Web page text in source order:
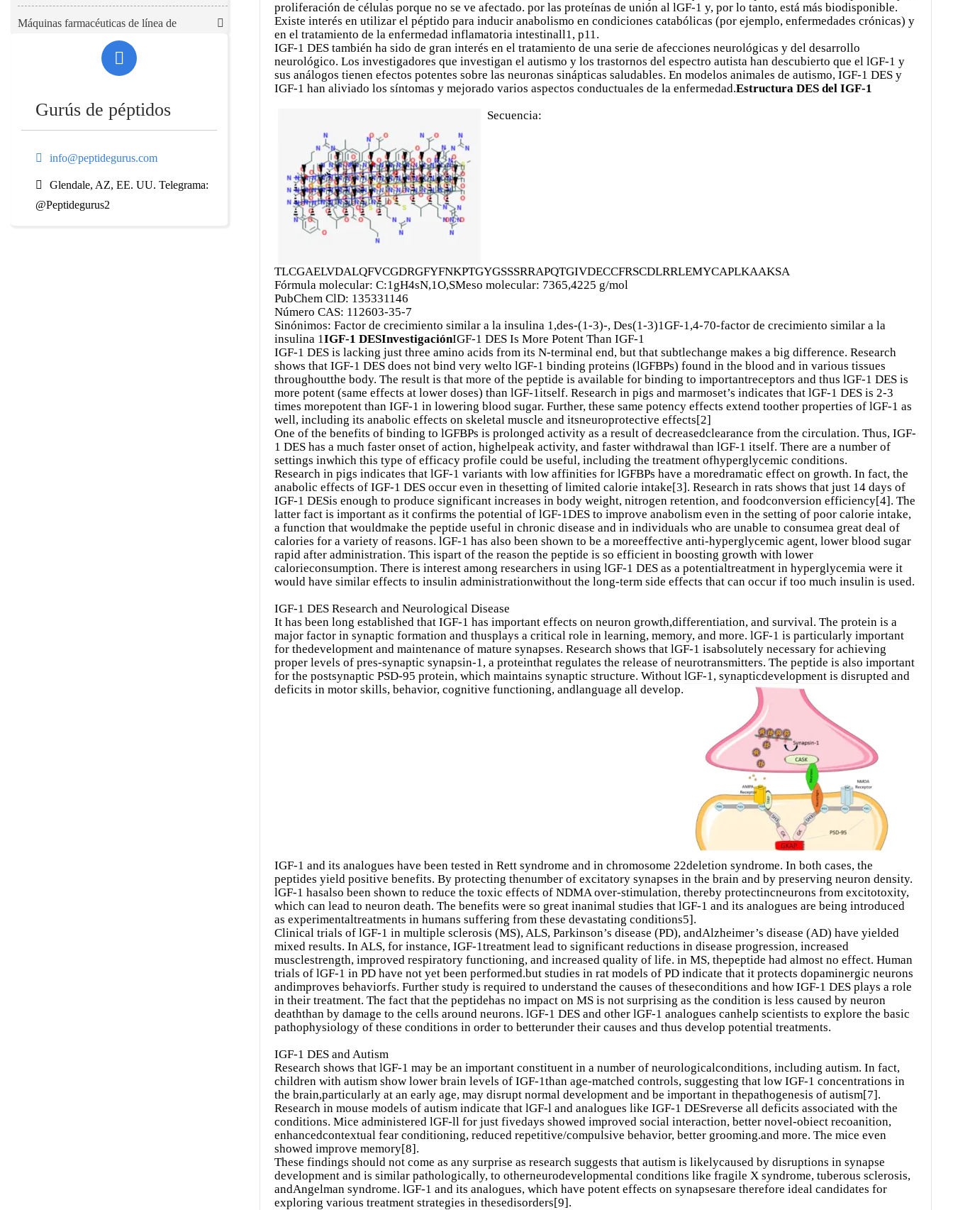
Máquinas farmacéuticas de línea de
Gurús de péptidos
info@peptidegurus.com
Glendale, AZ, EE. UU. Telegrama:
@Peptidegurus2
proliferación de células porque no se ve afectado. por las proteínas de unión al lGF-1 y, por lo tanto, está más biodisponible.
Existe interés en utilizar el péptido para inducir anabolismo en condiciones catabólicas (por ejemplo, enfermedades crónicas) y
en el tratamiento de la enfermedad inflamatoria intestinall1, p11.
IGF-1 DES también ha sido de gran interés en el tratamiento de una serie de afecciones neurológicas y del desarrollo
neurológico. Los investigadores que investigan el autismo y los trastornos del espectro autista han descubierto que el lGF-1 y
sus análogos tienen efectos potentes sobre las neuronas sinápticas saludables. En modelos animales de autismo, IGF-1 DES y
IGF-1 han aliviado los síntomas y mejorado varios aspectos conductuales de la enfermedad.Estructura DES del IGF-1
Secuencia:
TLCGAELVDALQFVCGDRGFYFNKPTGYGSSSRRAPQTGIVDECCFRSCDLRRLEMYCAPLKAAKSA
Fórmula molecular: C:1gH4sN,1O,SMeso molecular: 7365,4225 g/mol
PubChem ClD: 135331146
Número CAS: 112603-35-7
Sinónimos: Factor de crecimiento similar a la insulina 1,des-(1-3)-, Des(1-3)1GF-1,4-70-factor de crecimiento similar a la
insulina 1IGF-1 DESInvestigaciónIGF-1 DES Is More Potent Than IGF-1
IGF-1 DES is lacking just three amino acids from its N-terminal end, but that subtlechange makes a big difference. Research
shows that IGF-1 DES does not bind very welto lGF-1 binding proteins (lGFBPs) found in the blood and in various tissues
throughoutthe body. The result is that more of the peptide is available for binding to importantreceptors and thus lGF-1 DES is
more potent (same effects at lower doses) than lGF-1itself. Research in pigs and marmoset’s indicates that lGF-1 DES is 2-3
times morepotent than IGF-1 in lowering blood sugar. Further, these same potency effects extend toother properties of lGF-1 as
well, including its anabolic effects on skeletal muscle and itsneuroprotective effects[2]
One of the benefits of binding to lGFBPs is prolonged activity as a result of decreasedclearance from the circulation. Thus, IGF-
1 DES has a much faster onset of action, highelpeak activity, and faster withdrawal than lGF-1 itself. There are a number of
settings inwhich this type of efficacy profile could be useful, including the treatment ofhyperglycemic conditions.
Research in pigs indicates that lGF-1 variants with low affinities for lGFBPs have a moredramatic effect on growth. In fact, the
anabolic effects of IGF-1 DES occur even in thesetting of limited calorie intake[3]. Research in rats shows that just 14 days of
IGF-1 DESis enough to produce significant increases in body weight, nitrogen retention, and foodconversion efficiency[4]. The
latter fact is important as it confirms the potential of lGF-1DES to improve anabolism even in the setting of poor calorie intake,
a function that wouldmake the peptide useful in chronic disease and in individuals who are unable to consumea great deal of
calories for a variety of reasons. lGF-1 has also been shown to be a moreeffective anti-hyperglycemic agent, lower blood sugar
rapid after administration. This ispart of the reason the peptide is so efficient in boosting growth with lower
calorieconsumption. There is interest among researchers in using lGF-1 DES as a potentialtreatment in hyperglycemia were it
would have similar effects to insulin administrationwithout the long-term side effects that can occur if too much insulin is used.
IGF-1 DES Research and Neurological Disease
It has been long established that IGF-1 has important effects on neuron growth,differentiation, and survival. The protein is a
major factor in synaptic formation and thusplays a critical role in learning, memory, and more. lGF-1 is particularly important
for thedevelopment and maintenance of mature synapses. Research shows that lGF-1 isabsolutely necessary for achieving
proper levels of pres-synaptic synapsin-1, a proteinthat regulates the release of neurotransmitters. The peptide is also important
for the postsynaptic PSD-95 protein, which maintains synaptic structure. Without lGF-1, synapticdevelopment is disrupted and
deficits in motor skills, behavior, cognitive functioning, andlanguage all develop.
IGF-1 and its analogues have been tested in Rett syndrome and in chromosome 22deletion syndrome. In both cases, the
peptides yield positive benefits. By protecting thenumber of excitatory synapses in the brain and by preserving neuron density.
lGF-1 hasalso been shown to reduce the toxic effects of NDMA over-stimulation, thereby protectincneurons from excitotoxity,
which can lead to neuron death. The benefits were so great inanimal studies that lGF-1 and its analogues are being introduced
as experimentaltreatments in humans suffering from these devastating conditions5].
Clinical trials of lGF-1 in multiple sclerosis (MS), ALS, Parkinson’s disease (PD), andAlzheimer’s disease (AD) have yielded
mixed results. In ALS, for instance, IGF-1treatment lead to significant reductions in disease progression, increased
musclestrength, improved respiratory functioning, and increased quality of life. in MS, thepeptide had almost no effect. Human
trials of lGF-1 in PD have not yet been performed.but studies in rat models of PD indicate that it protects dopaminergic neurons
andimproves behaviorfs. Further study is required to understand the causes of theseconditions and how IGF-1 DES plays a role
in their treatment. The fact that the peptidehas no impact on MS is not surprising as the condition is less caused by neuron
deaththan by damage to the cells around neurons. lGF-1 DES and other lGF-1 analogues canhelp scientists to explore the basic
pathophysiology of these conditions in order to betterunder their causes and thus develop potential treatments.
IGF-1 DES and Autism
Research shows that lGF-1 may be an important constituent in a number of neurologicalconditions, including autism. In fact,
children with autism show lower brain levels of IGF-1than age-matched controls, suggesting that low IGF-1 concentrations in
the brain,particularly at an early age, may disrupt normal development and be important in thepathogenesis of autism[7].
Research in mouse models of autism indicate that lGF-l and analogues like IGF-1 DESreverse all deficits associated with the
conditions. Mice administered lGF-ll for just fivedays showed improved social interaction, better novel-obiect recoanition,
enhancedcontextual fear conditioning, reduced repetitive/compulsive behavior, better grooming.and more. The mice even
showed improve memory[8].
These findings should not come as any surprise as research suggests that autism is likelycaused by disruptions in synapse
development and is similar pathologically, to otherneurodevelopmental conditions like fragile X syndrome, tuberous sclerosis,
andAngelman syndrome. lGF-1 and its analogues, which have potent effects on synapsesare therefore ideal candidates for
exploring various treatment strategies in thesedisorders[9].